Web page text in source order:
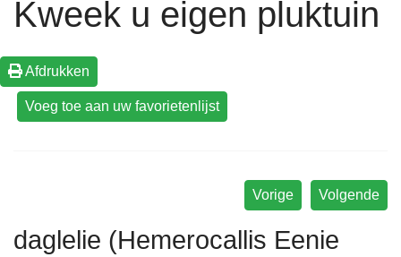
Kweek u eigen pluktuin
Afdrukken
Volgende
Vorige
daglelie (Hemerocallis Eenie